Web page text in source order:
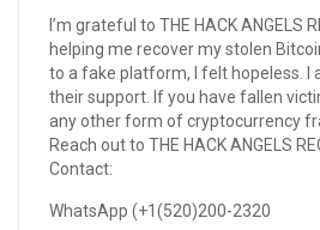
I’m grateful to THE HACK ANGELS
helping me recover my stolen
to a fake platform, I felt hopeless. I
their support. If you have fallen
any other form of cryptocurrency
Reach out to THE HACK ANGELS
Contact:
WhatsApp (+1(520)200-2320